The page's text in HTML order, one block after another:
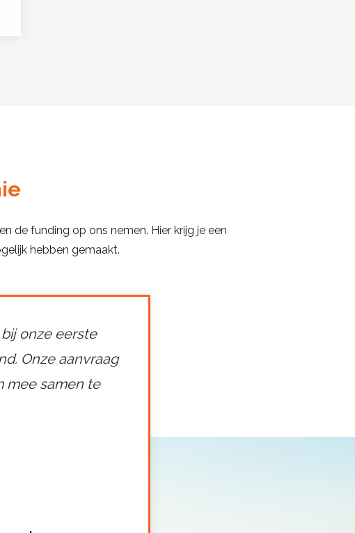
de funding op ons nemen. Hier krijg je een
hebben gemaakt.
onze eerste
Onze aanvraag
mee samen te